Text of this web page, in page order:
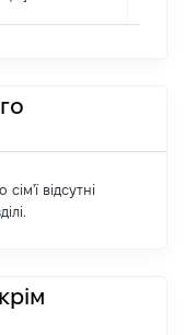
відсутні